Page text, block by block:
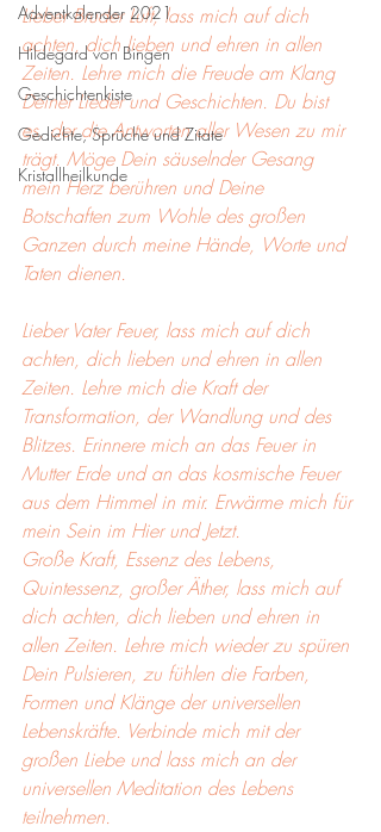
Adventkalender 2021
Hildegard von Bingen
Geschichtenkiste
Gedichte, Sprüche und Zitate
Kristallheilkunde
Lieber Bruder Luft, lass mich auf dich
achten, dich lieben und ehren in allen
Zeiten. Lehre mich die Freude am Klang
Deiner Lieder und Geschichten. Du bist
es, der die Antworten aller Wesen zu mir
trägt. Möge Dein säuselnder Gesang
mein Herz berühren und Deine
Botschaften zum Wohle des großen
Ganzen durch meine Hände, Worte und
Taten dienen.
Lieber Vater Feuer, lass mich auf dich
achten, dich lieben und ehren in allen
Zeiten. Lehre mich die Kraft der
Transformation, der Wandlung und des
Blitzes. Erinnere mich an das Feuer in
Mutter Erde und an das kosmische Feuer
aus dem Himmel in mir. Erwärme mich für
mein Sein im Hier und Jetzt.
Große Kraft, Essenz des Lebens,
Quintessenz, großer Äther, lass mich auf
dich achten, dich lieben und ehren in
allen Zeiten. Lehre mich wieder zu spüren
Dein Pulsieren, zu fühlen die Farben,
Formen und Klänge der universellen
Lebenskräfte. Verbinde mich mit der
großen Liebe und lass mich an der
universellen Meditation des Lebens
teilnehmen.